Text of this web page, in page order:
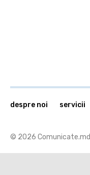
© 2026 Comunicate.md
despre noi servicii